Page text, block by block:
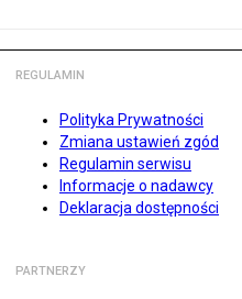
REGULAMIN
Polityka Prywatności
Zmiana ustawień zgód
Regulamin serwisu
Informacje o nadawcy
Deklaracja dostępności
PARTNERZY